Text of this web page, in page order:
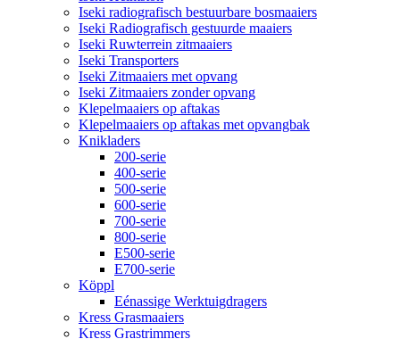
Iseki radiografisch bestuurbare bosmaaiers
Iseki Radiografisch gestuurde maaiers
Iseki Ruwterrein zitmaaiers
Iseki Transporters
Iseki Zitmaaiers met opvang
Iseki Zitmaaiers zonder opvang
Klepelmaaiers op aftakas
Klepelmaaiers op aftakas met opvangbak
Knikladers
200-serie
400-serie
500-serie
600-serie
700-serie
800-serie
E500-serie
E700-serie
Köppl
Eénassige Werktuigdragers
Kress Grasmaaiers
Kress Grastrimmers